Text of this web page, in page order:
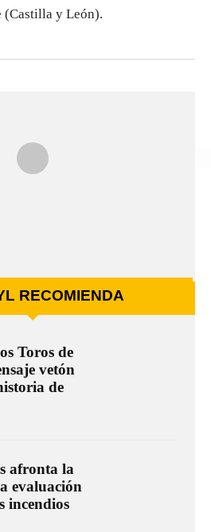
(Castilla y León).
RECOMIENDA
Toros de
vetón
de
afronta la
evaluación
incendios